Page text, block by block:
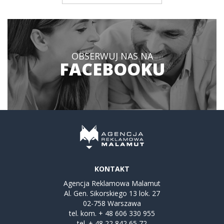
OBSERWUJ NAS NA
FACEBOOKU
KONTAKT
Agencja Reklamowa Malamut
Al. Gen. Sikorskiego 13 lok. 27
02-758 Warszawa
tel. kom. + 48 606 330 955